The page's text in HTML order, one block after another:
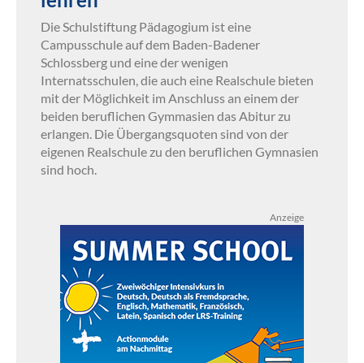
Die Schulstiftung Pädagogium ist eine
Campusschule auf dem Baden-Badener
Schlossberg und eine der wenigen
Internatsschulen, die auch eine Realschule bieten
mit der Möglichkeit im Anschluss an einem der
beiden beruflichen Gymmasien das Abitur zu
erlangen. Die Übergangsquoten sind von der
eigenen Realschule zu den beruflichen Gymnasien
sind hoch.
Anzeige